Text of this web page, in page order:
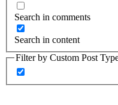
Search in comments
Search in content
Filter by Custom Post